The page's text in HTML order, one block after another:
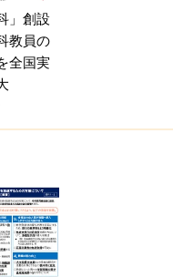
」創設
教員の
全国実